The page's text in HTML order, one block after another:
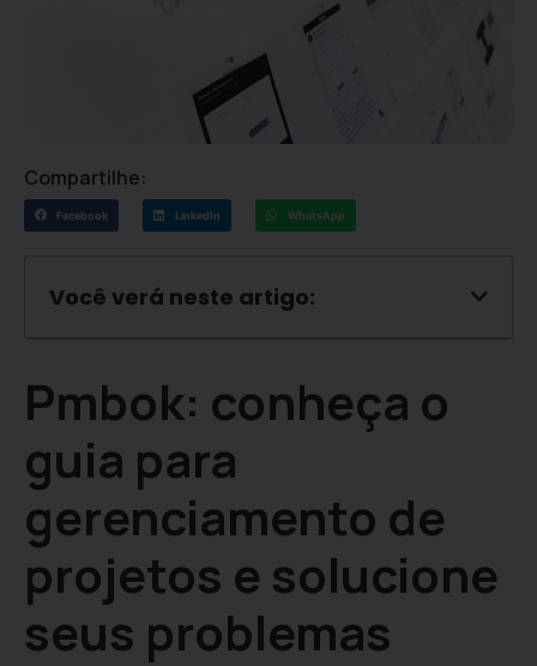
Compartilhe:
Facebook LinkedIn WhatsApp
Você verá neste artigo:
Pmbok: conheça o
guia para
gerenciamento de
projetos e solucione
seus problemas